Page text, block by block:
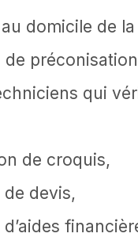
au domicile de
de
qui
de croquis,
de devis,